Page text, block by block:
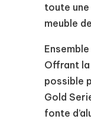
toute
meuble
Offrant
possible
Gold
fonte